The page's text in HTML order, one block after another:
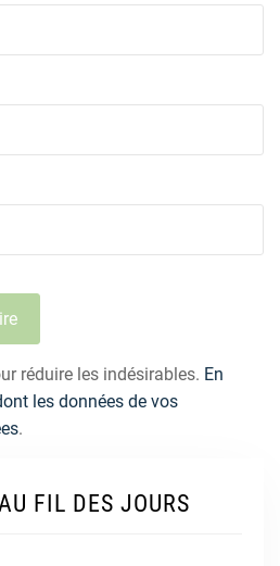
réduire les indésirables. En
les données de vos
.
FIL DES JOURS